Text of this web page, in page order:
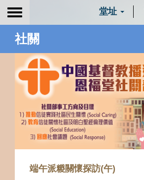
Toggle
堂址
社關
端午派糉關懷探訪(午)